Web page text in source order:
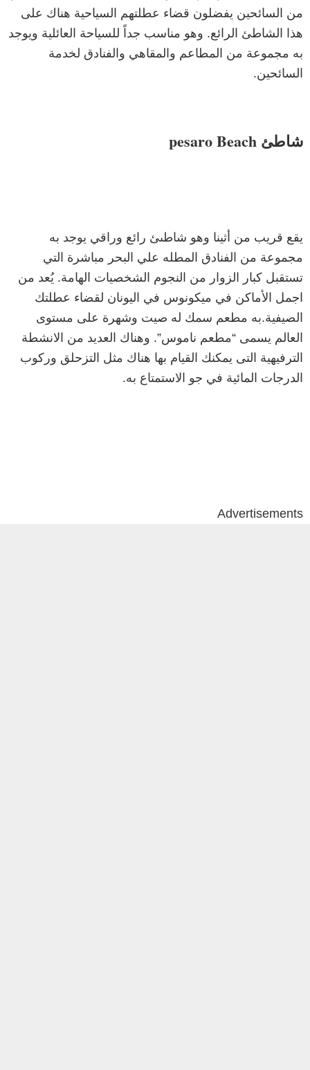
من السائحين يفضلون قضاء عطلتهم السياحية هناك على
هذا الشاطئ الرائع. وهو مناسب جداً للسياحة العائلية ويوجد
به مجموعة من المطاعم والمقاهي والفنادق لخدمة
السائحين.
شاطئ pesaro Beach
يقع قريب من أثينا وهو شاطىئ رائع وراقي يوجد به
مجموعة من الفنادق المطله علي البحر مباشرة التي
تستقبل كبار الزوار من النجوم الشخصيات الهامة. يُعد من
اجمل الأماكن في ميكونوس في اليونان لقضاء عطلتك
الصيفية.به مطعم سمك له صيت وشهرة على مستوى
العالم يسمى “مطعم ناموس”. وهناك العديد من الانشطة
الترفيهية التى يمكنك القيام بها هناك مثل التزحلق وركوب
الدرجات المائية في جو الاستمتاع به.
Advertisements